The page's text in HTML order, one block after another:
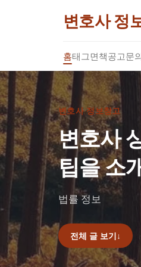
변호사 정
홈태그면책공고문
변호사 정보창고
변호사
팁을 소
법률 정보
전체 글 보기↓